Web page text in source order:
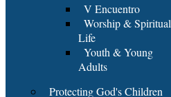
V Encuentro
Worship & Spiritual
Life
Youth & Young
Adults
Protecting God's Children